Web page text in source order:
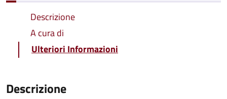
Descrizione
A cura di
Ulteriori Informazioni
Descrizione